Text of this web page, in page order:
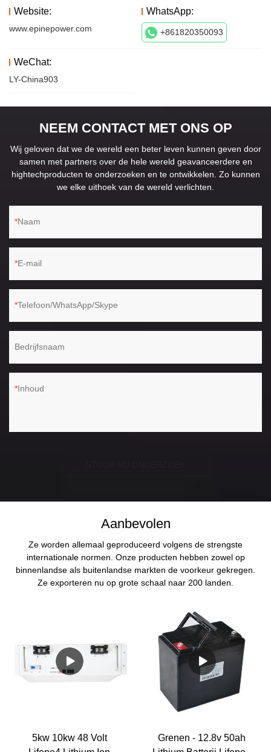
Website:
www.epinepower.com
WhatsApp:
+861820350093
WeChat:
LY-China903
NEEM CONTACT MET ONS OP
Wij geloven dat we de wereld een beter leven kunnen geven door
samen met partners over de hele wereld geavanceerdere en
hightechproducten te onderzoeken en te ontwikkelen. Zo kunnen
we elke uithoek van de wereld verlichten.
Naam
E-mail
Telefoon/WhatsApp/Skype
Bedrijfsnaam
Inhoud
Aanbevolen
Ze worden allemaal geproduceerd volgens de strengste
internationale normen. Onze producten hebben zowel op
binnenlandse als buitenlandse markten de voorkeur gekregen.
Ze exporteren nu op grote schaal naar 200 landen.
5kw 10kw 48 Volt
Grenen - 12.8v 50ah